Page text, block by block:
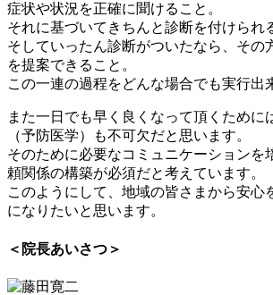
症状や状況を正確に聞けること。
それに基づいてきちんと診断を付けられ
そしていったん診断がついたなら、その
を提案できること。
この一連の過程をどんな場合でも実行出
また一日でも早く良くなって頂くために
（予防医学）も不可欠だと思います。
そのために必要なコミュニケーションを
頼関係の構築が必須だと考えています。
このようにして、地域の皆さまから安心
になりたいと思います。
＜院長あいさつ＞